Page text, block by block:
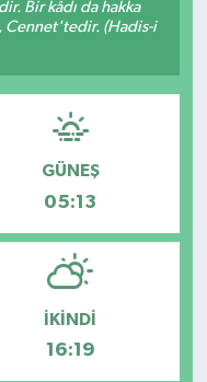
Bir kâdı da hakka
Cennet'tedir. (Hadis-i
GÜNEŞ
05:13
İKINDI
16:19